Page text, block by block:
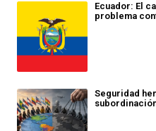
Ecuador: El
problema
Seguridad